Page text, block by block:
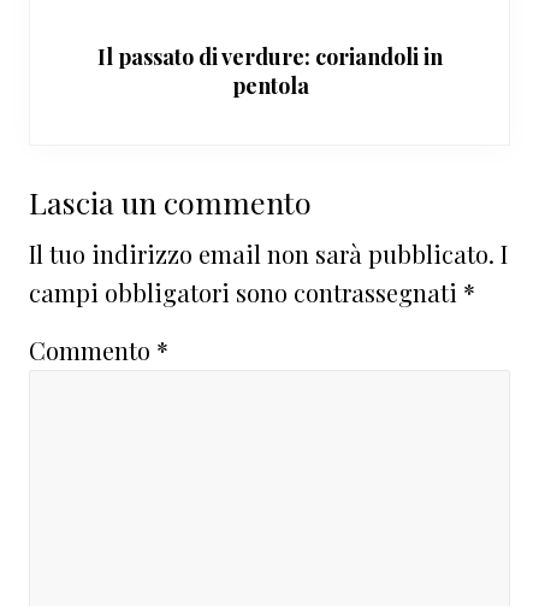
Il passato di verdure: coriandoli in
pentola
Interazioni
del
lettore
Lascia un commento
Il tuo indirizzo email non sarà pubblicato. I
campi obbligatori sono contrassegnati *
Commento *